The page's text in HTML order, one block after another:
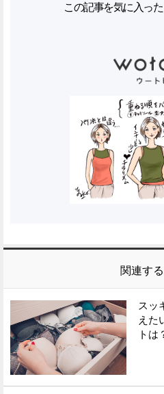
この記事を気に入っ
関連す
スッ
えた
トは